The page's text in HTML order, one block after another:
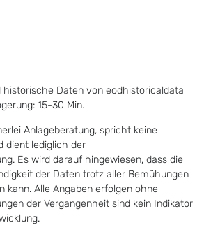
historische Daten von eodhistoricaldata
15-30 Min.
Anlageberatung, spricht keine
dient lediglich der
Es wird darauf hingewiesen, dass die
der Daten trotz aller Bemühungen
kann. Alle Angaben erfolgen ohne
der Vergangenheit sind kein Indikator